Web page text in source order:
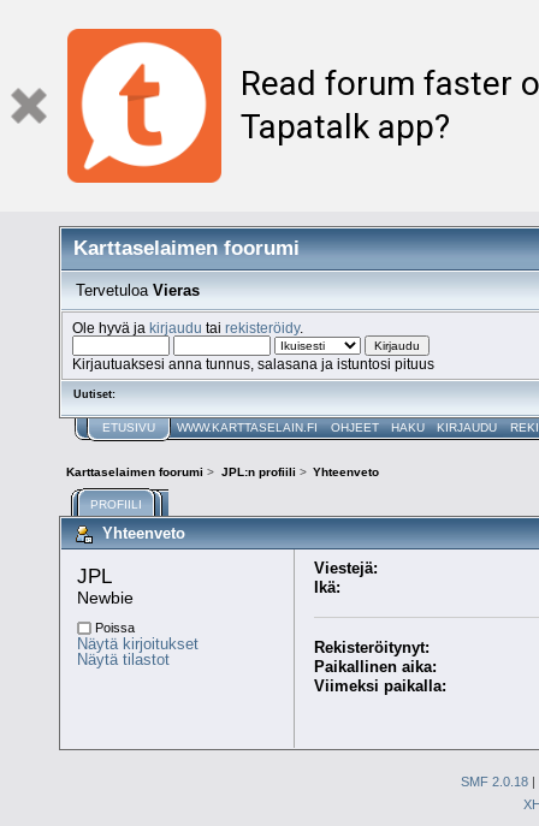
Read forum faster
Tapatalk app?
Karttaselaimen foorumi
Tervetuloa Vieras
Ole hyvä jakirjaudu tairekisteröidy.
Kirjautuaksesi anna tunnus, salasana ja istuntosi pituus
Uutiset:
ETUSIVU WWW.KARTTASELAIN.FI OHJEET HAKU KIRJAUDU
Karttaselaimen foorumi > JPL:n profiili > Yhteenveto
PROFIILI
Yhteenveto
JPL
Newbie
Poissa
Näytä kirjoitukset
Näytä tilastot
Viestejä:
Ikä:
Rekisteröitynyt:
Paikallinen aika:
Viimeksi paikalla:
SMF 2.0.18 |